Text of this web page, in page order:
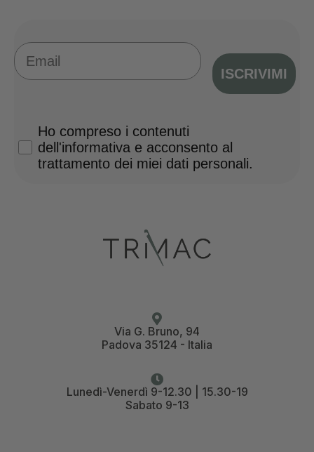
Email
ISCRIVIMI
Privacy Policy
Ho compreso i contenuti
dell'informativa e acconsento al
trattamento dei miei dati personali.
Via G. Bruno, 94
Padova 35124 - Italia
Lunedì-Venerdì 9-12.30 | 15.30-19
Sabato 9-13